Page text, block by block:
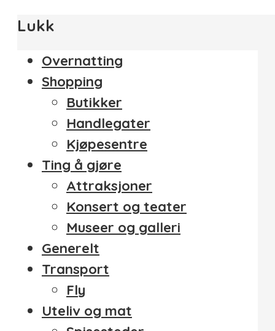
Lukk
Overnatting
Shopping
Butikker
Handlegater
Kjøpesentre
Ting å gjøre
Attraksjoner
Konsert og teater
Museer og galleri
Generelt
Transport
Fly
Uteliv og mat